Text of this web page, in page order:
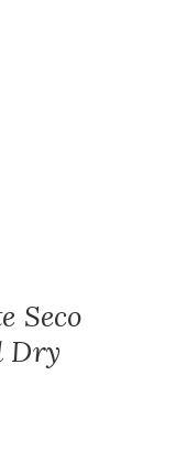
Seco
Dry